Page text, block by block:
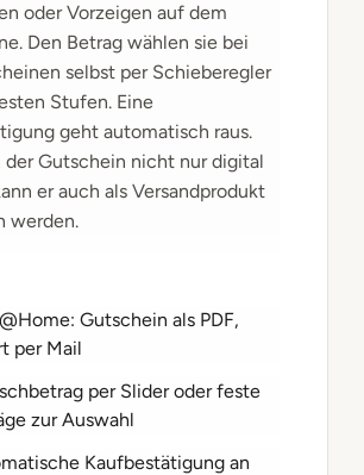
oder Vorzeigen auf dem
Den Betrag wählen sie bei
selbst per Schieberegler
Stufen. Eine
geht automatisch raus.
der Gutschein nicht nur digital
er auch als Versandprodukt
werden.
Gutschein als PDF,
per Mail
per Slider oder feste
zur Auswahl
Kaufbestätigung an